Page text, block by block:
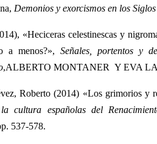
Demonios y exorcismos en los
«Heciceras celestinescas y
a menos?», Señales, portentos y
,ALBERTO MONTANER Y EVA
Roberto (2014) «Los grimorios y
cultura españolas del
537-578.